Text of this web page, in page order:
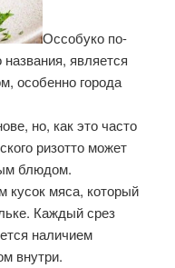
Оссобуко по-
является
особенно города
но, как это часто
ризотто может
блюдом.
кусок мяса, который
Каждый срез
наличием
внутри.